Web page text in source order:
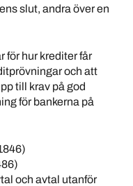
slut, andra över en
för hur krediter får
och att
till krav på god
för bankerna på
och avtal utanför